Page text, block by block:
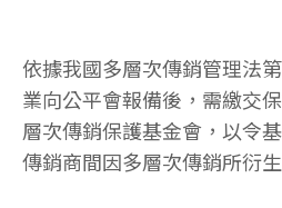
依據我國多層次傳銷管理法
業向公平會報備後，需繳交
層次傳銷保護基金會，以令
傳銷商間因多層次傳銷所衍